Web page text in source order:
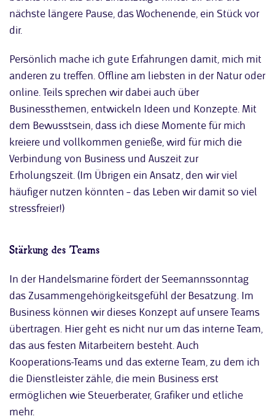
nächste längere Pause, das Wochenende, ein Stück vor
dir.
Persönlich mache ich gute Erfahrungen damit, mich mit
anderen zu treffen. Offline am liebsten in der Natur oder
online. Teils sprechen wir dabei auch über
Businessthemen, entwickeln Ideen und Konzepte. Mit
dem Bewusstsein, dass ich diese Momente für mich
kreiere und vollkommen genieße, wird für mich die
Verbindung von Business und Auszeit zur
Erholungszeit. (Im Übrigen ein Ansatz, den wir viel
häufiger nutzen könnten – das Leben wir damit so viel
stressfreier!)
Stärkung des Teams
In der Handelsmarine fördert der Seemannssonntag
das Zusammengehörigkeitsgefühl der Besatzung. Im
Business können wir dieses Konzept auf unsere Teams
übertragen. Hier geht es nicht nur um das interne Team,
das aus festen Mitarbeitern besteht. Auch
Kooperations-Teams und das externe Team, zu dem ich
die Dienstleister zähle, die mein Business erst
ermöglichen wie Steuerberater, Grafiker und etliche
mehr.